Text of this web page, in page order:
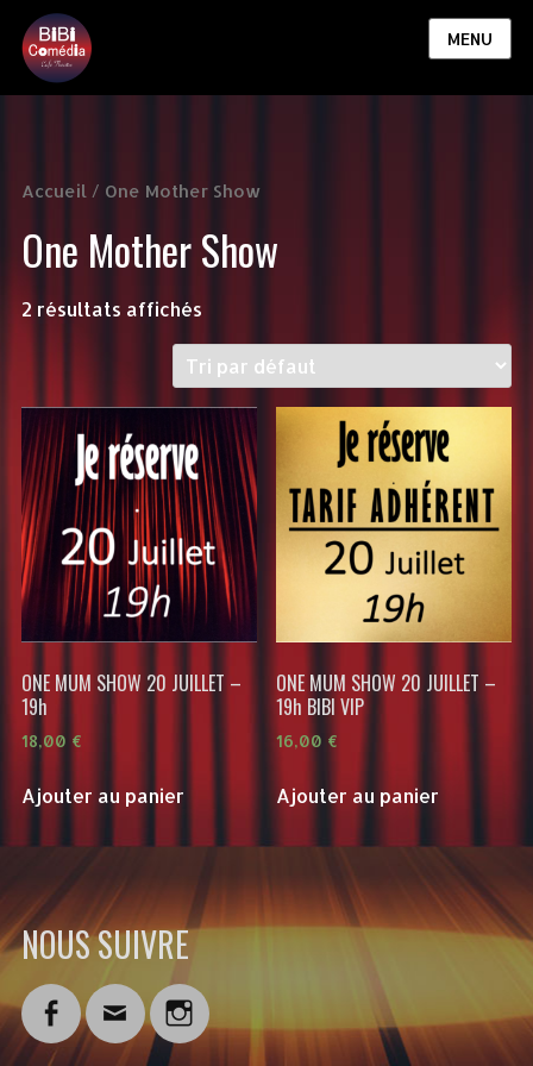
MENU
Accueil/ One Mother Show
One Mother Show
2 résultats affichés
ONE MUM SHOW 20 JUILLET –
19h
18,00 €
Ajouter au panier
ONE MUM SHOW 20 JUILLET –
19h BIBI VIP
16,00 €
Ajouter au panier
NOUS SUIVRE